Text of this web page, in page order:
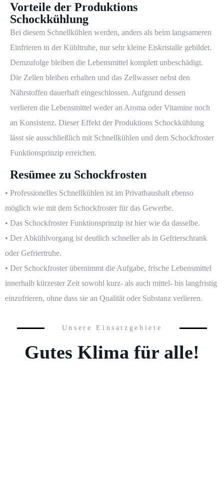
Vorteile der Produktions
Schockkühlung
Bei diesem Schnellkühlen werden, anders als beim langsameren
Einfrieren in der Kühltruhe, nur sehr kleine Eiskristalle gebildet.
Demzufolge bleiben die Lebensmittel komplett unbeschädigt.
Die Zellen bleiben erhalten und das Zellwasser nebst den
Nährstoffen dauerhaft eingeschlossen. Aufgrund dessen
verlieren die Lebensmittel weder an Aroma oder Vitamine noch
an Konsistenz. Dieser Effekt der Produktions Schockkühlung
lässt sie ausschließlich mit Schnellkühlen und dem Schockfroster
Funktionsprinzip erreichen.
Resümee zu Schockfrosten
• Professionelles Schnellkühlen ist im Privathaushalt ebenso
möglich wie mit dem Schockfroster für das Gewerbe.
• Das Schockfroster Funktionsprinzip ist hier wie da dasselbe.
• Der Abkühlvorgang ist deutlich schneller als in Gefrierschrank
oder Gefriertruhe.
• Der Schockfroster übernimmt die Aufgabe, frische Lebensmittel
innerhalb kürzester Zeit sowohl kurz- als auch mittel- bis langfristig
einzufrieren, ohne dass sie an Qualität oder Substanz verlieren.
Unsere Einsatzgebiete
Gutes Klima für alle!
Ihre Angebotsanfrage in nur 3 Minuten
Ihre Angebotsanfrage in nur 3 Minuten